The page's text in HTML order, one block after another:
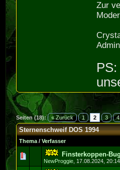
Zur
Seiten (18): « Zurück 1 2 3 4
Sternenschweif DOS 1994
Thema /Verfasser
Finsterkoppen-
NewProggie 17.08.2024, 20:14
0 Bewertung(en) - 0 von 5
12345